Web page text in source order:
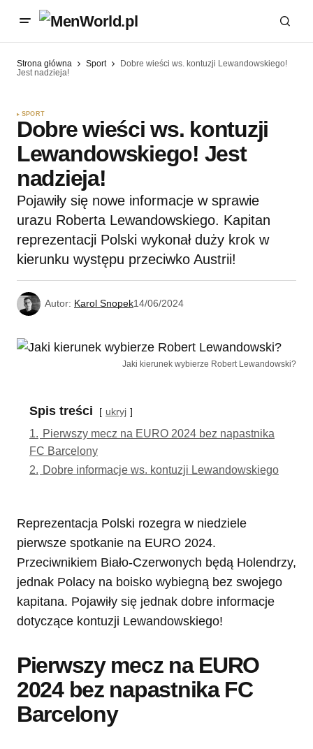
Strona główna Sport
Dobre wieści ws. kontuzji Lewandowskiego!
Jest nadzieja!
SPORT
Dobre wieści ws. kontuzji
Lewandowskiego! Jest
nadzieja!
Pojawiły się nowe informacje w sprawie
urazu Roberta Lewandowskiego. Kapitan
reprezentacji Polski wykonał duży krok w
kierunku występu przeciwko Austrii!
Autor: Karol Snopek14/06/2024
Jaki kierunek wybierze Robert Lewandowski?
Spis treści ukryj
1. Pierwszy mecz na EURO 2024 bez napastnika
FC Barcelony
2. Dobre informacje ws. kontuzji Lewandowskiego
Reprezentacja Polski rozegra w niedziele
pierwsze spotkanie na EURO 2024.
Przeciwnikiem Biało-Czerwonych będą Holendrzy,
jednak Polacy na boisko wybiegną bez swojego
kapitana. Pojawiły się jednak dobre informacje
dotyczące kontuzji Lewandowskiego!
Pierwszy mecz na EURO
2024 bez napastnika FC
Barcelony